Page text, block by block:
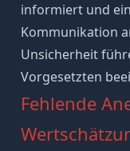
informiert und
Kommunikation
Unsicherheit
Vorgesetzten
Fehlende